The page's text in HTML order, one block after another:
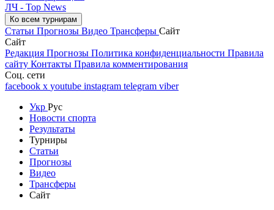
ЛЧ - Top News
Ко всем турнирам
Статьи Прогнозы Видео Трансферы Сайт
Сайт
Редакция Прогнозы Политика конфиденциальности Правила
сайту Контакты Правила комментирования
Соц. сети
facebook x youtube instagram telegram viber
Укр Рус
Новости спорта
Результаты
Турниры
Статьи
Прогнозы
Видео
Трансферы
Сайт